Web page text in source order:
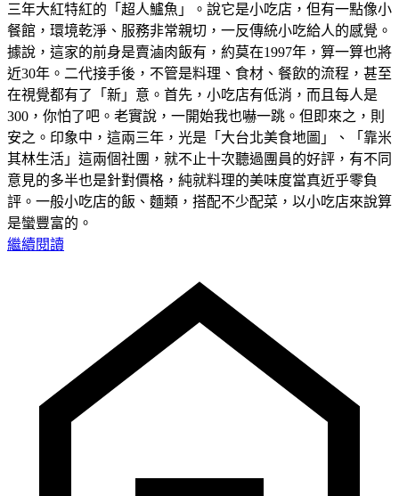
三年大紅特紅的「超人鱸魚」。說它是小吃店，但有一點像小
餐館，環境乾淨、服務非常親切，一反傳統小吃給人的感覺。
據說，這家的前身是賣滷肉飯有，約莫在1997年，算一算也將
近30年。二代接手後，不管是料理、食材、餐飲的流程，甚至
在視覺都有了「新」意。首先，小吃店有低消，而且每人是
300，你怕了吧。老實說，一開始我也嚇一跳。但即來之，則
安之。印象中，這兩三年，光是「大台北美食地圖」、「靠米
其林生活」這兩個社團，就不止十次聽過團員的好評，有不同
意見的多半也是針對價格，純就料理的美味度當真近乎零負
評。一般小吃店的飯、麵類，搭配不少配菜，以小吃店來說算
是蠻豐富的。
繼續閱讀